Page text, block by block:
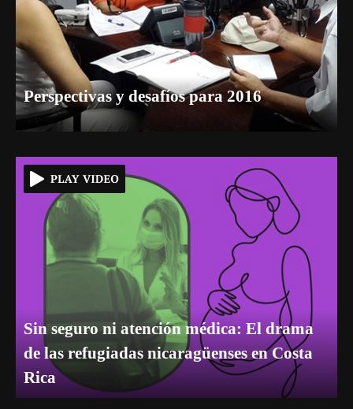
Perspectivas y desafíos para 2016
Sin seguro ni atención médica: El drama
de las refugiadas nicaragüenses en Costa
Rica